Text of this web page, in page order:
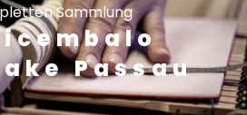
Sammlung
Passau